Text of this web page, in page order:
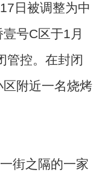
日被调整为中
号C区于1月
管控。在封闭
附近一名烧烤
街之隔的一家